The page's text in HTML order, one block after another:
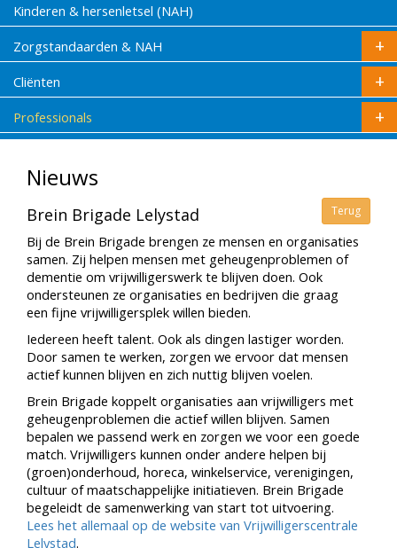
Kinderen & hersenletsel (NAH)
Zorgstandaarden & NAH
Cliënten
Professionals
Nieuws
Terug
Brein Brigade Lelystad
Bij de Brein Brigade brengen ze mensen en organisaties
samen. Zij helpen mensen met geheugenproblemen of
dementie om vrijwilligerswerk te blijven doen. Ook
ondersteunen ze organisaties en bedrijven die graag
een fijne vrijwilligersplek willen bieden.
Iedereen heeft talent. Ook als dingen lastiger worden.
Door samen te werken, zorgen we ervoor dat mensen
actief kunnen blijven en zich nuttig blijven voelen.
Brein Brigade koppelt organisaties aan vrijwilligers met
geheugenproblemen die actief willen blijven. Samen
bepalen we passend werk en zorgen we voor een goede
match. Vrijwilligers kunnen onder andere helpen bij
(groen)onderhoud, horeca, winkelservice, verenigingen,
cultuur of maatschappelijke initiatieven. Brein Brigade
begeleidt de samenwerking van start tot uitvoering.
Lees het allemaal op de website van Vrijwilligerscentrale
Lelystad.